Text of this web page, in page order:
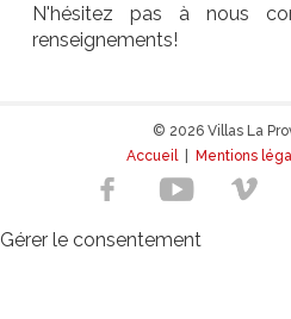
N'hésitez pas à nous
renseignements!
© 2026 Villas La
Accueil| Mentions
Gérer le consentement